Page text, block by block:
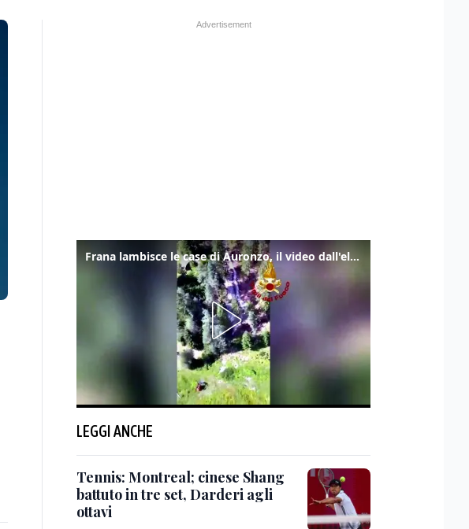
Frana lambisce le case di Auronzo, il video dall'elicottero dei vigili del fuoco
LEGGI ANCHE
Tennis: Montreal; cinese Shang
battuto in tre set, Darderi agli
ottavi